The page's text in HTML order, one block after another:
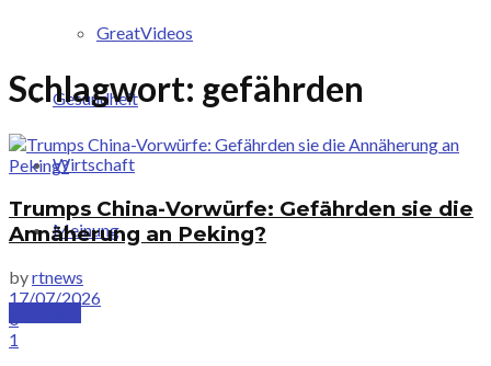
GreatVideos
Gesundheit
Wirtschaft
Meinung
Schlagwort: gefährden
Trumps China-Vorwürfe: Gefährden sie die
Annäherung an Peking?
byrtnews
17/07/2026
0
1